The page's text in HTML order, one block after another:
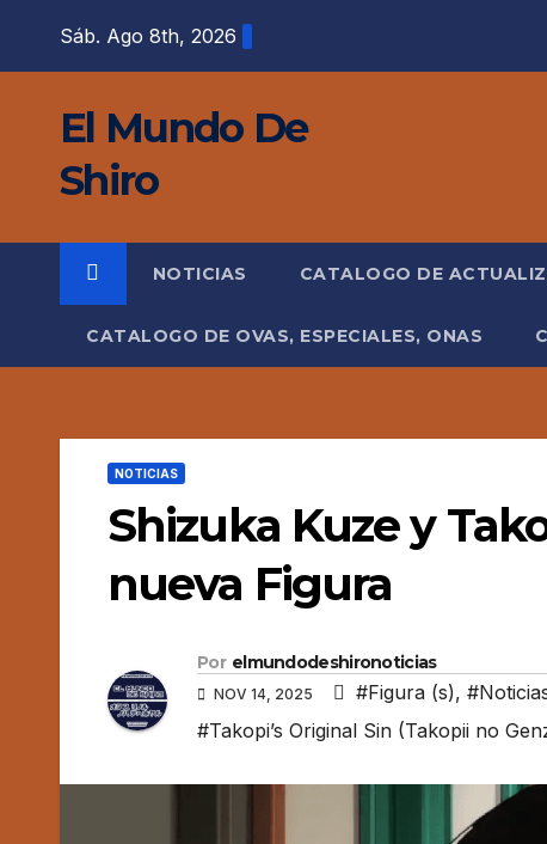
Sáb. Ago 8th, 2026
El Mundo De
Shiro
NOTICIAS CATALOGO DE
CATALOGO DE OVAS, ESPECIALES, ONAS
NOTICIAS
Shizuka Kuze y
nueva Figura
Por elmundodeshironoticias
NOV 14, 2025 #Figura (s),
#Takopi’s Original Sin (Takopii no